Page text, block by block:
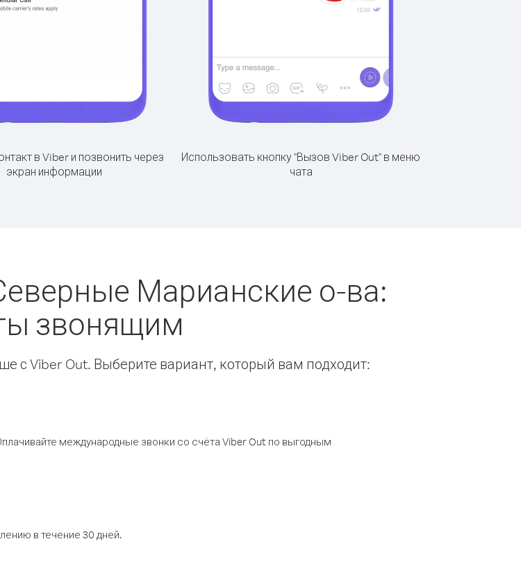
в Viber и позвонить через
экран информации
Использовать кнопку "Вызов Viber Out" в меню
чата
Марианские о-ва:
звонящим
с Viber Out. Выберите вариант, который вам подходит:
международные звонки со счёта Viber Out по выгодным
в течение 30 дней.